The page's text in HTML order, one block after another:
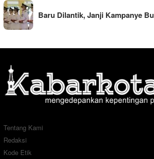
Baru Dilantik, Janji Kampanye
Tentang Kami
Redaksi
Kode Etik